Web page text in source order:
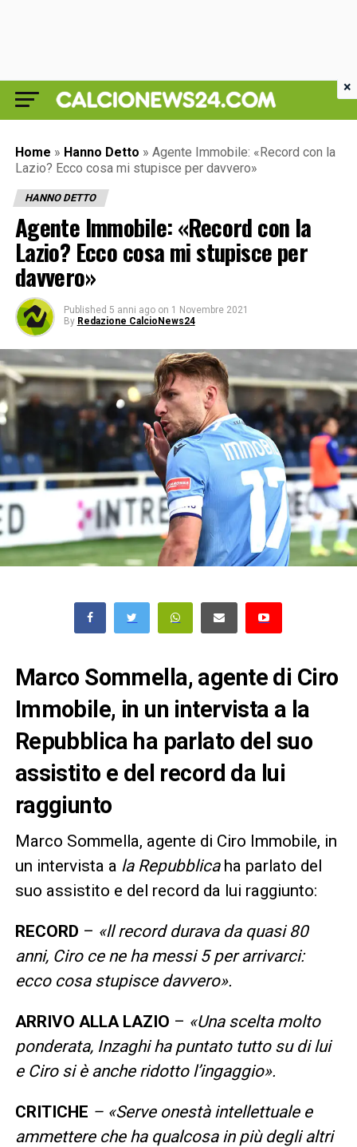
Home » Hanno Detto » Agente Immobile: «Record con la
Lazio? Ecco cosa mi stupisce per davvero»
HANNO DETTO
Agente Immobile: «Record con la
Lazio? Ecco cosa mi stupisce per
davvero»
Published 5 anni ago on 1 Novembre 2021
By Redazione CalcioNews24
Marco Sommella, agente di Ciro
Immobile, in un intervista a la
Repubblica ha parlato del suo
assistito e del record da lui
raggiunto
Marco Sommella, agente di Ciro Immobile, in
un intervista a la Repubblicaha parlato del
suo assistito e del record da lui raggiunto:
RECORD – «ll record durava da quasi 80
anni, Ciro ce ne ha messi 5 per arrivarci:
ecco cosa stupisce davvero».
ARRIVO ALLA LAZIO – «Una scelta molto
ponderata, Inzaghi ha puntato tutto su di lui
e Ciro si è anche ridotto l’ingaggio».
CRITICHE – «Serve onestà intellettuale e
ammettere che ha qualcosa in più degli altri
×